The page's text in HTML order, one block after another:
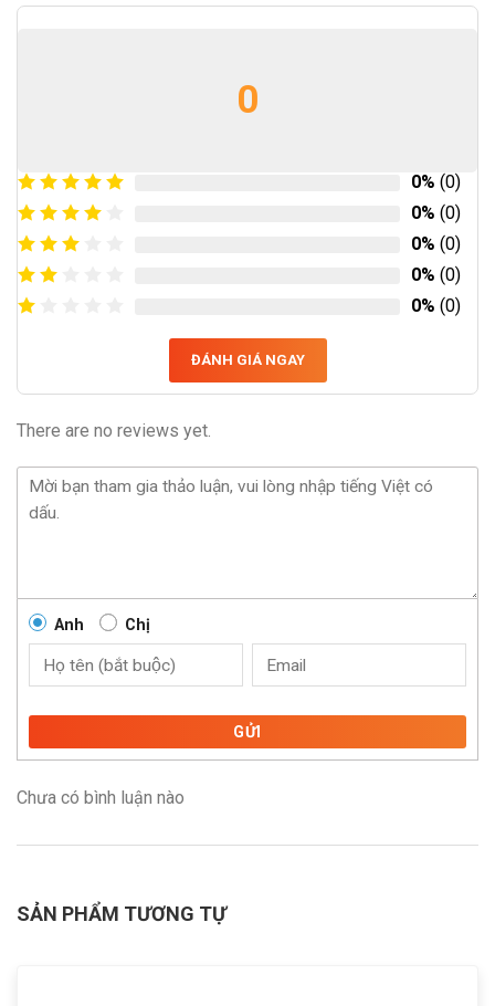
0
0% (0)
0% (0)
0% (0)
0% (0)
0% (0)
ĐÁNH GIÁ NGAY
There are no reviews yet.
Anh Chị
GỬI
Chưa có bình luận nào
SẢN PHẨM TƯƠNG TỰ